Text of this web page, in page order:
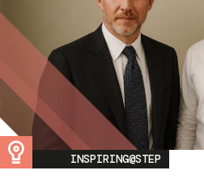
Image
INSPIRING@STEP